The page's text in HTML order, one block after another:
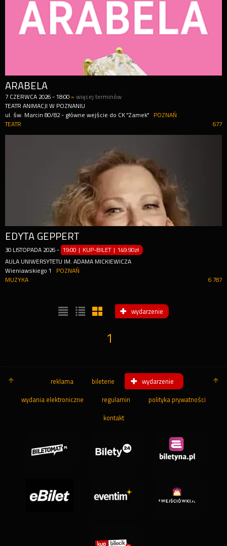
ARABELA
7 CZERWCA 2026 -18:00 »więcej terminów
TEATR ANIMACJI W POZNANIU
ul. św. Marcin 80/82 - główne wejście do CK "Zamek"
POZNAŃ
677
TEATR
EDYTA GEPPERT
30 LISTOPADA 2026 - 19:00 | KUP-BILET |149.90zł
AULA UNIWERSYTETU IM. ADAMA MICKIEWICZA
Wieniawskiego 1
POZNAŃ
6 787
MUZYKA
wydarzenie
1
reklama bileterie wydarzenie
wydania elektroniczne regulamin polityka prywatności
kontakt